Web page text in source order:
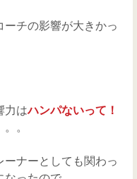
ーチの影響が大きかっ
力はハンパないって！
。
ーナーとしても関わっ